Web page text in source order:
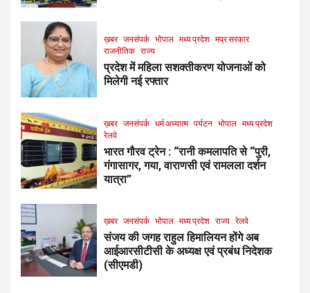
ख़बर जनसंपर्क भोपाल मध्य प्रदेश मप्र सरकार
राजनीतिक राज्य
प्रदेश में महिला सशक्तीकरण योजनाओं को
मिलेगी नई रफ्तार
ख़बर जनसंपर्क धर्म अध्यात्म पर्यटन भोपाल मध्य प्रदेश
रेलवे
भारत गौरव ट्रेन : “रानी कमलापति से “पुरी,
गंगासागर, गया, वाराणसी एवं रामलला दर्शन
यात्रा”
ख़बर जनसंपर्क भोपाल मध्य प्रदेश राज्य रेलवे
संजय की जगह राहुल हिमालियन होंगे अब
आईआरसीटीसी के अध्यक्ष एवं प्रबंध निदेशक
(सीएमडी)